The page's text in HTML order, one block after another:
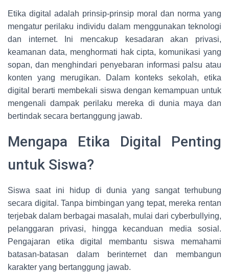
Etika digital adalah prinsip-prinsip moral dan norma yang
mengatur perilaku individu dalam menggunakan teknologi
dan internet. Ini mencakup kesadaran akan privasi,
keamanan data, menghormati hak cipta, komunikasi yang
sopan, dan menghindari penyebaran informasi palsu atau
konten yang merugikan. Dalam konteks sekolah, etika
digital berarti membekali siswa dengan kemampuan untuk
mengenali dampak perilaku mereka di dunia maya dan
bertindak secara bertanggung jawab.
Mengapa Etika Digital Penting
untuk Siswa?
Siswa saat ini hidup di dunia yang sangat terhubung
secara digital. Tanpa bimbingan yang tepat, mereka rentan
terjebak dalam berbagai masalah, mulai dari cyberbullying,
pelanggaran privasi, hingga kecanduan media sosial.
Pengajaran etika digital membantu siswa memahami
batasan-batasan dalam berinternet dan membangun
karakter yang bertanggung jawab.